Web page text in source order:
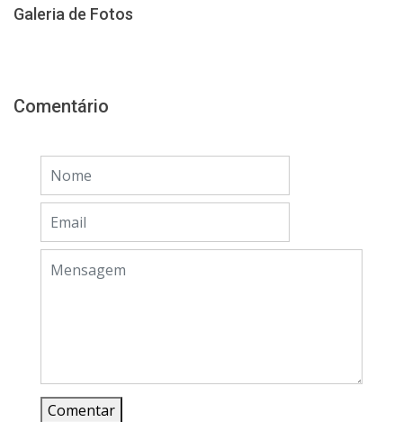
Galeria de Fotos
Comentário
Comentar